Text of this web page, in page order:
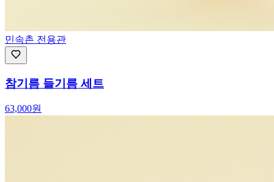
민속촌 전용관
참기름 들기름 세트
63,000원